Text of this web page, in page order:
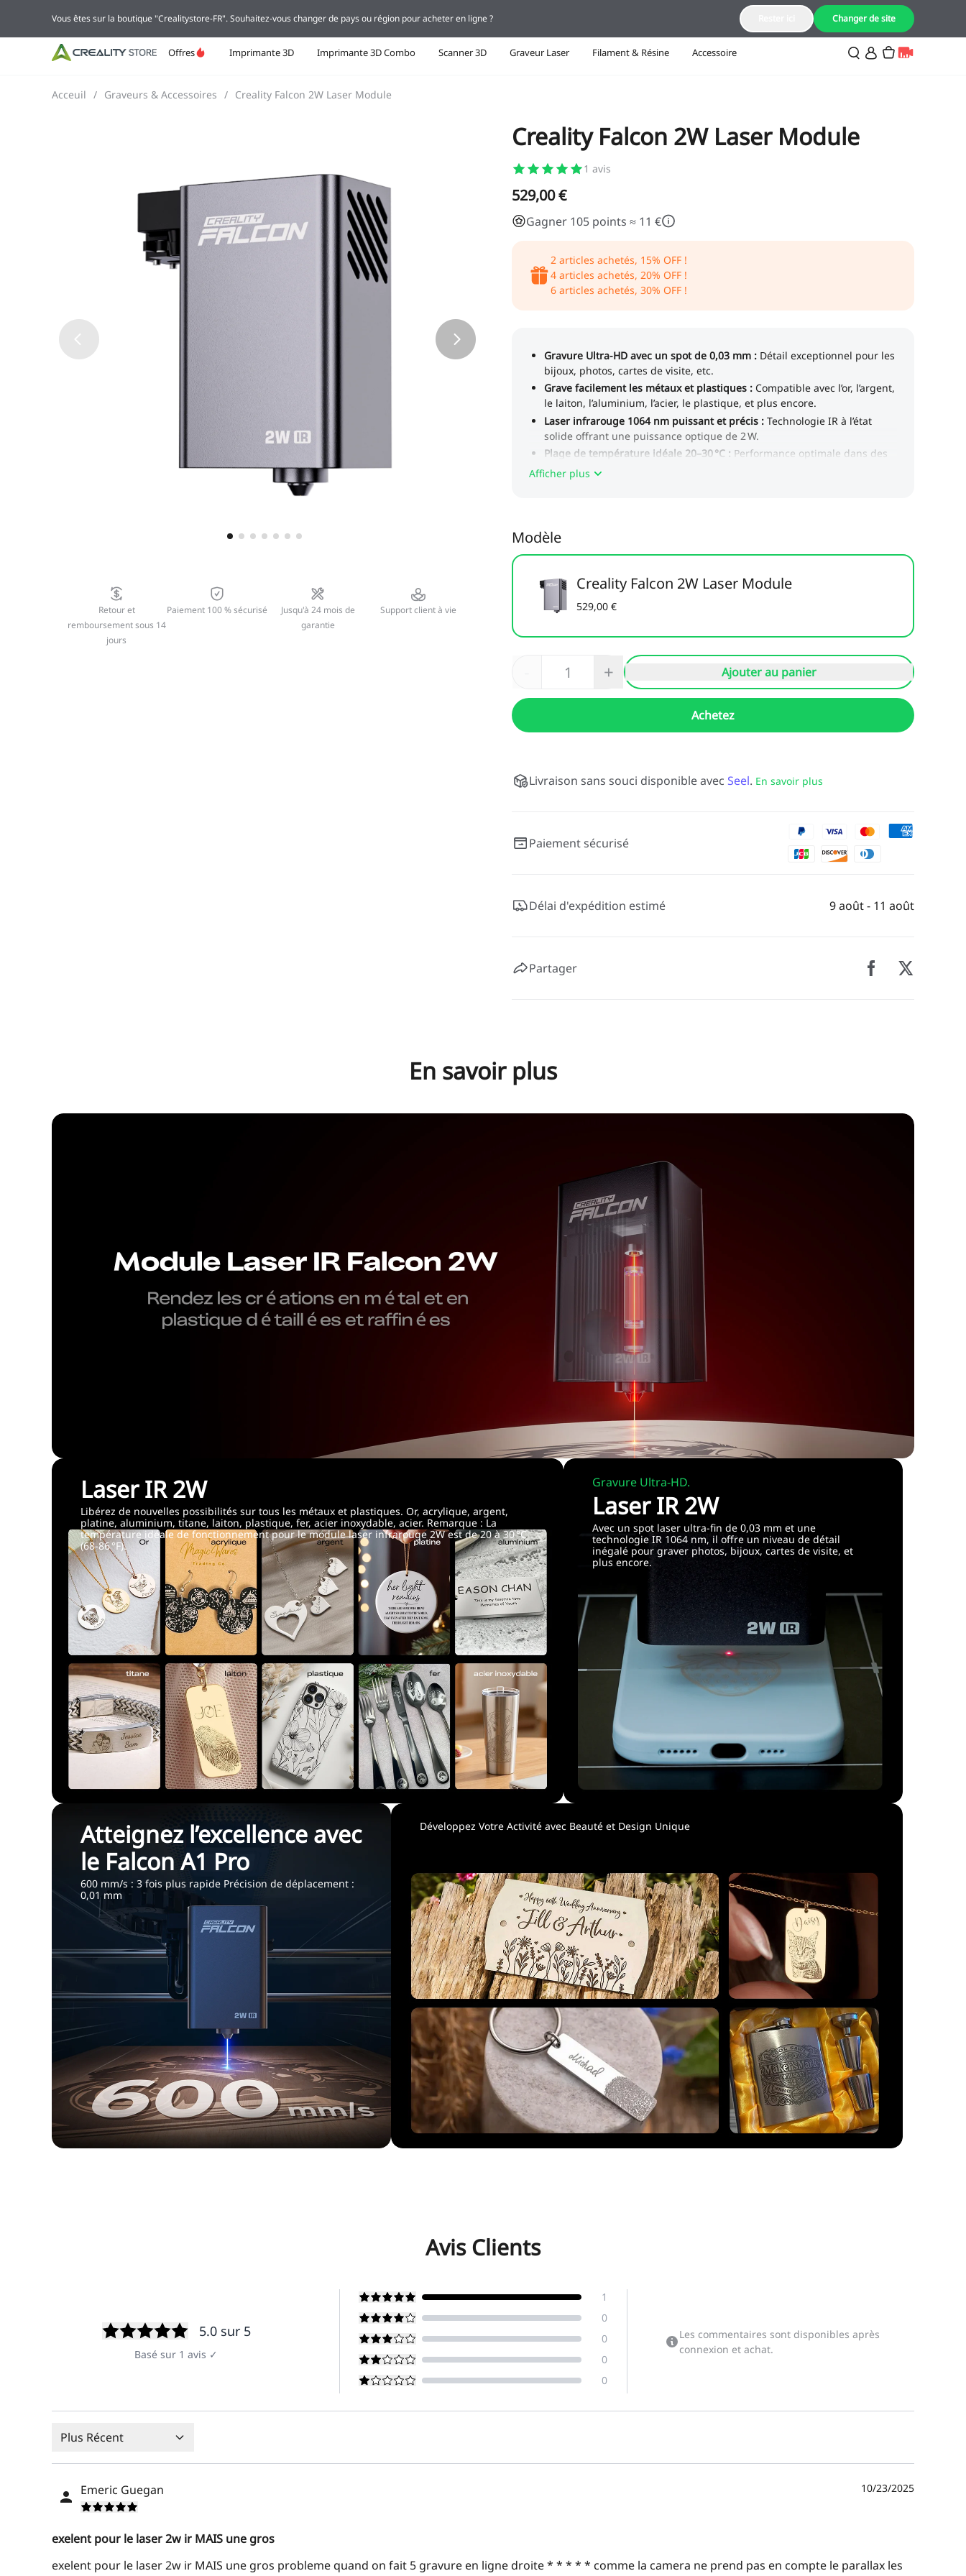
FR(Français)
Offres Imprimante 3D Imprimante 3D Combo Scanner 3D Graveur Laser Filament & Résine Accessoire
Acceuil / Graveurs & Accessoires / Creality Falcon 2W Laser Module
Retour et
remboursement sous 14
jours
Paiement 100 % sécurisé
Jusqu'à 24 mois de
garantie
Support client à vie
Creality Falcon 2W Laser Module
1 avis
529,00 €
Gagner 105 points ≈ 11 €
2 articles achetés, 15% OFF !
4 articles achetés,20% OFF !
6 articles achetés,30% OFF !
Afficher plus
Modèle
Creality Falcon 2W Laser Module
529,00 €
+ Ajouter au panier
Achetez
Livraison sans souci disponible avec Seel. En savoir plus
Paiement sécurisé
Délai d'expédition estimé 9 août - 11 août
Partager
En savoir plus
Laser IR 2W
Libérez de nouvelles possibilités sur tous les métaux et plastiques. Or, acrylique, argent,
platine, aluminium, titane, laiton, plastique, fer, acier inoxydable, acier. Remarque : La
température idéale de fonctionnement pour le module laser infrarouge 2W est de 20 à 30 °C
(68-86 °F).
Gravure Ultra-HD.
Laser IR 2W
Avec un spot laser ultra-fin de 0,03 mm et une
technologie IR 1064 nm, il offre un niveau de détail
inégalé pour graver photos, bijoux, cartes de visite, et
plus encore.
Atteignez l’excellence avec
le Falcon A1 Pro
600 mm/s : 3 fois plus rapide Précision de déplacement :
0,01 mm
Développez Votre Activité avec Beauté et Design Unique
Avis Clients
5.0 sur 5
Basé sur 1 avis ✓
1
0
0
0
0
Les commentaires sont disponibles après
connexion et achat.
Plus Récent
Emeric Guegan 10/23/2025
exelent pour le laser 2w ir MAIS une gros
exelent pour le laser 2w ir MAIS une gros probleme quand on fait 5 gravure en ligne droite * * * * * comme la camera ne prend pas en compte le parallax les
Vous êtes sur la boutique "Crealitystore-FR". Souhaitez-vous changer de pays ou région pour acheter en ligne ? Changer de site